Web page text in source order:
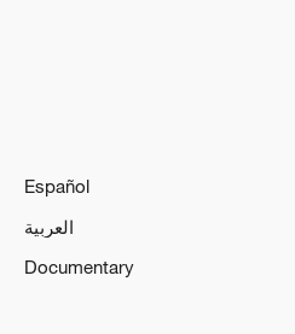
Español
العربية
Documentary